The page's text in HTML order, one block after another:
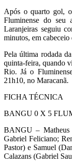
Após o quarto gol,
Fluminense do seu
Laranjeiras seguiu
minutos, em
Pela última rodada
quinta-feira, quando
Rio. Já o
21h10, no Maracanã.
FICHA TÉCNICA
BANGU 0 X 5
BANGU – Matheus
Gabriel Feliciano;
Pastor) e Samuel
Calazans (Gabriel